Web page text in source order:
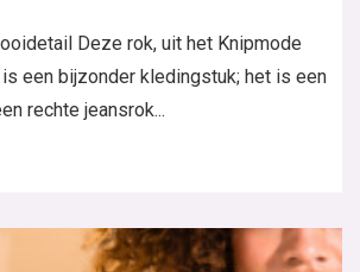
Deze rok, uit het Knipmode
een bijzonder kledingstuk; het is een
rechte jeansrok...